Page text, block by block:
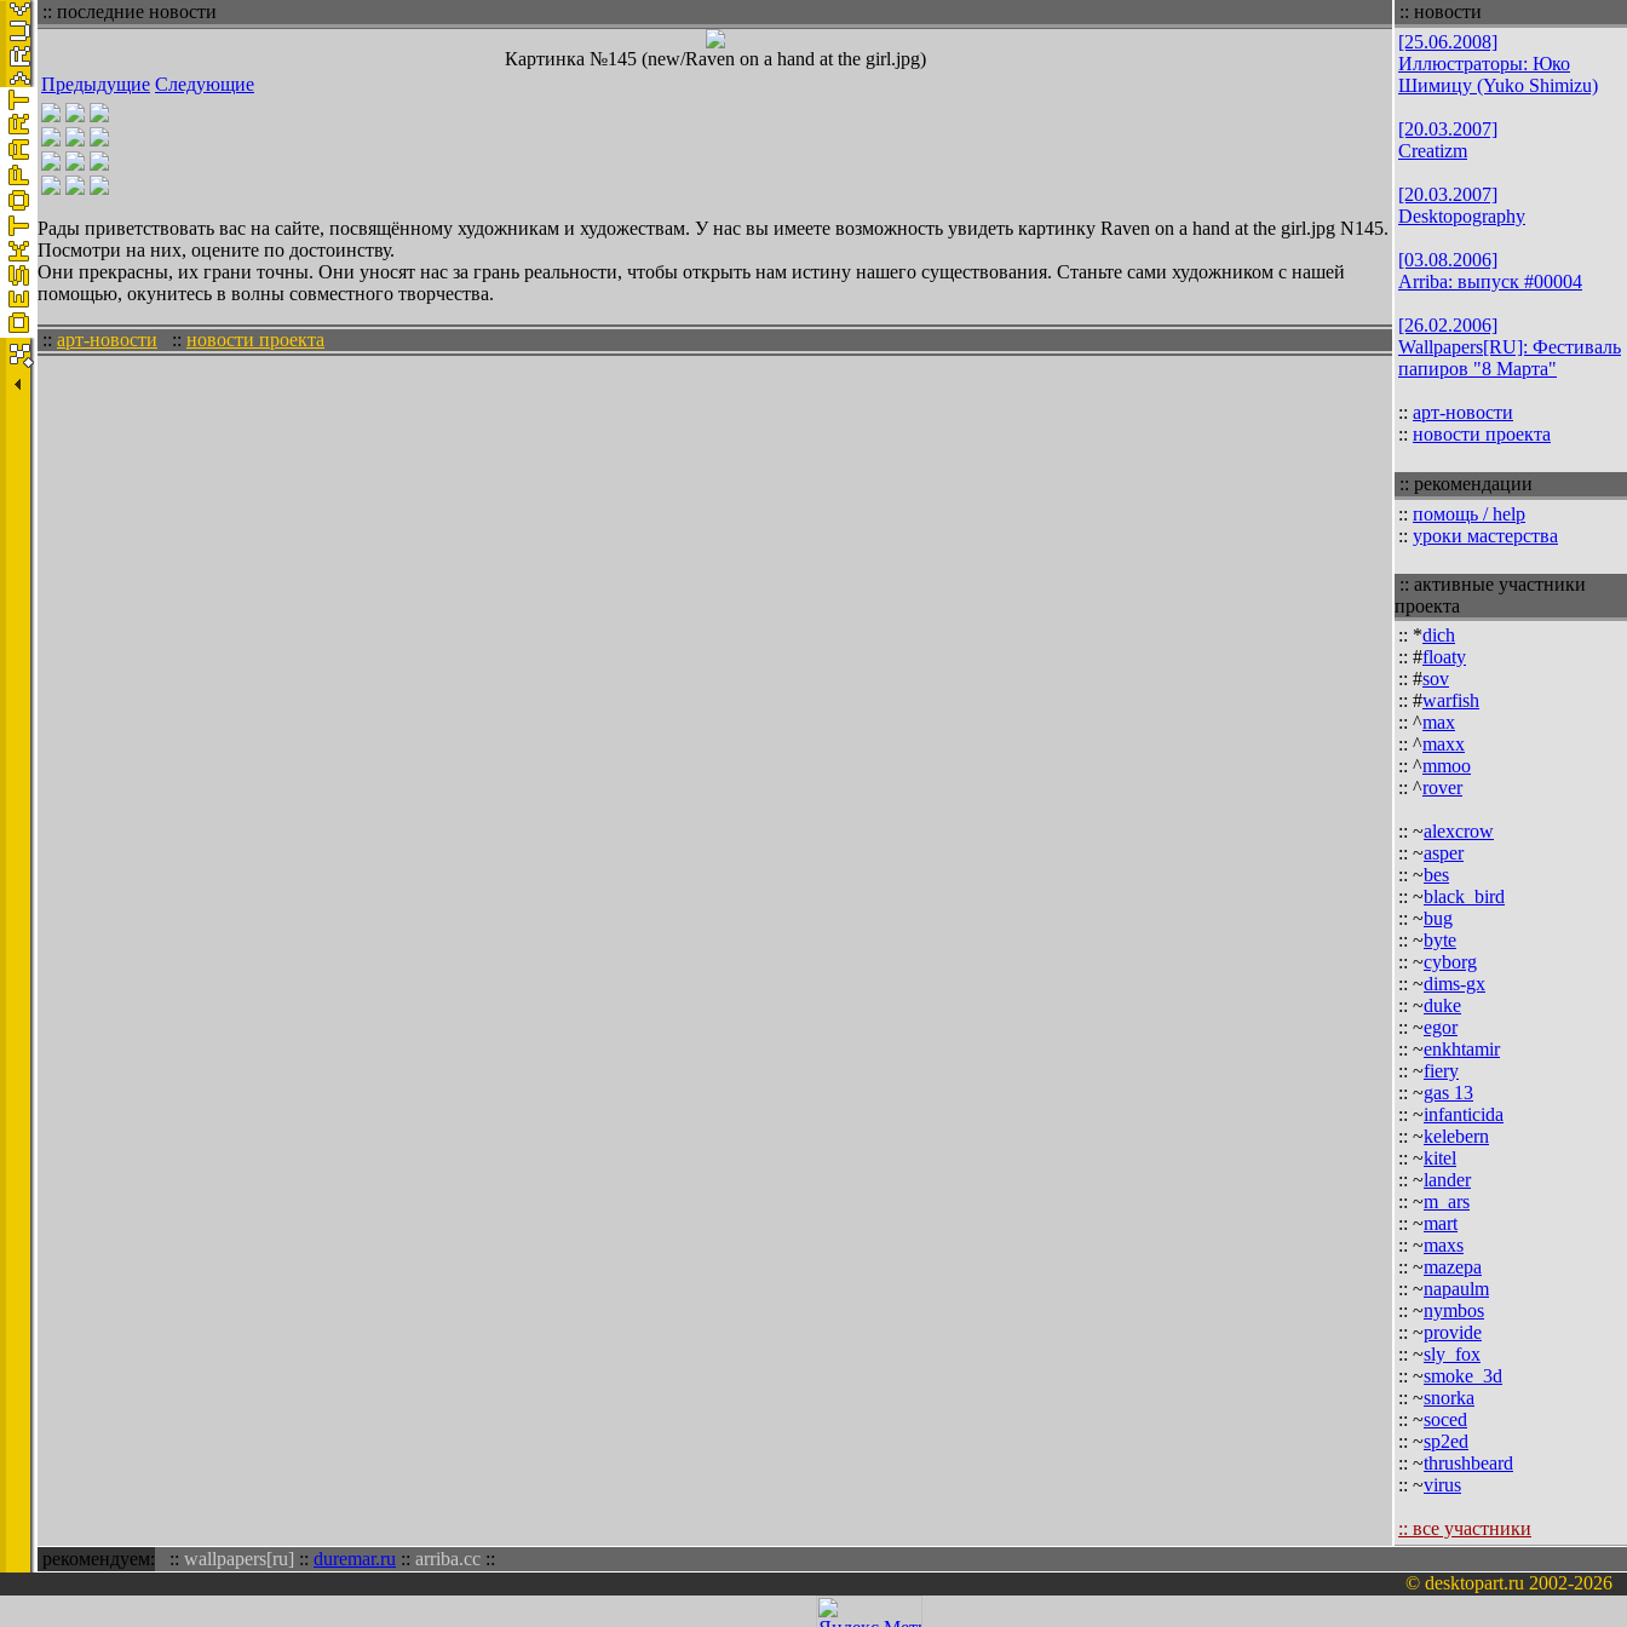
:: последние новости
Картинка №145 (new/Raven on a hand at the girl.jpg)
Предыдущие Следующие
Рады приветствовать вас на сайте, посвящённому художникам и художествам. У нас вы имеете возможность увидеть картинку Raven on a hand at the girl.jpg N145.
Посмотри на них, оцените по достоинству.
Они прекрасны, их грани точны. Они уносят нас за грань реальности, чтобы открыть нам истину нашего существования. Станьте сами художником с нашей
помощью, окунитесь в волны совместного творчества.
:: арт-новости :: новости проекта
:: новости
[25.06.2008]
Иллюстраторы: Юко
Шимицу (Yuko Shimizu)
[20.03.2007]
Creatizm
[20.03.2007]
Desktopography
[03.08.2006]
Arriba: выпуск #00004
[26.02.2006]
Wallpapers[RU]: Фестиваль
папиров "8 Марта"
:: арт-новости
:: новости проекта
:: рекомендации
:: помощь / help
:: уроки мастерства
:: активные участники
проекта
:: *dich
:: #floaty
:: #sov
:: #warfish
:: ^max
:: ^maxx
:: ^mmoo
:: ^rover
:: ~alexcrow
:: ~asper
:: ~bes
:: ~black_bird
:: ~bug
:: ~byte
:: ~cyborg
:: ~dims-gx
:: ~duke
:: ~egor
:: ~enkhtamir
:: ~fiery
:: ~gas 13
:: ~infanticida
:: ~kelebern
:: ~kitel
:: ~lander
:: ~m_ars
:: ~mart
:: ~maxs
:: ~mazepa
:: ~napaulm
:: ~nymbos
:: ~provide
:: ~sly_fox
:: ~smoke_3d
:: ~snorka
:: ~soced
:: ~sp2ed
:: ~thrushbeard
:: ~virus
:: все участники
рекомендуем: :: wallpapers[ru] :: duremar.ru :: arriba.cc ::
© desktopart.ru 2002-2026